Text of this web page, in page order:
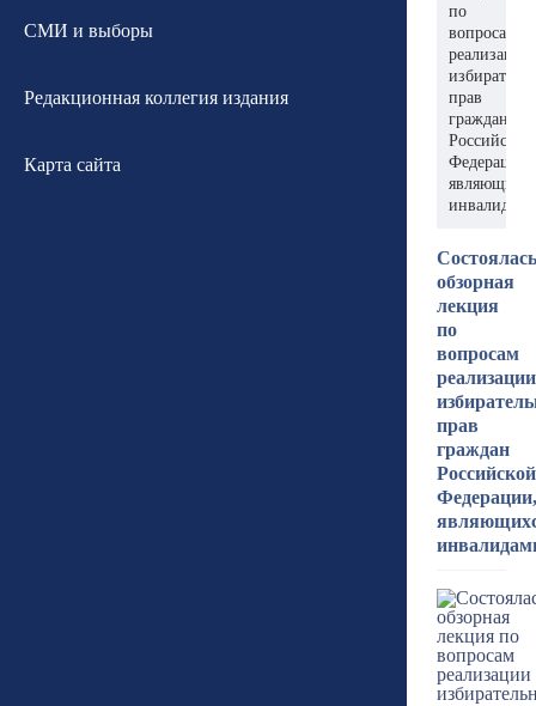
СМИ и выборы
Редакционная коллегия издания
Карта сайта
по
вопросам
реализации
прав
граждан
Российской
Федерации,
являющихся
инвалидами
Состоялась
обзорная
лекция
по
вопросам
реализации
прав
граждан
Российской
Федерации,